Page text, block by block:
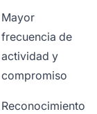
Mayor
frecuencia de
actividad y
compromiso
Reconocimiento